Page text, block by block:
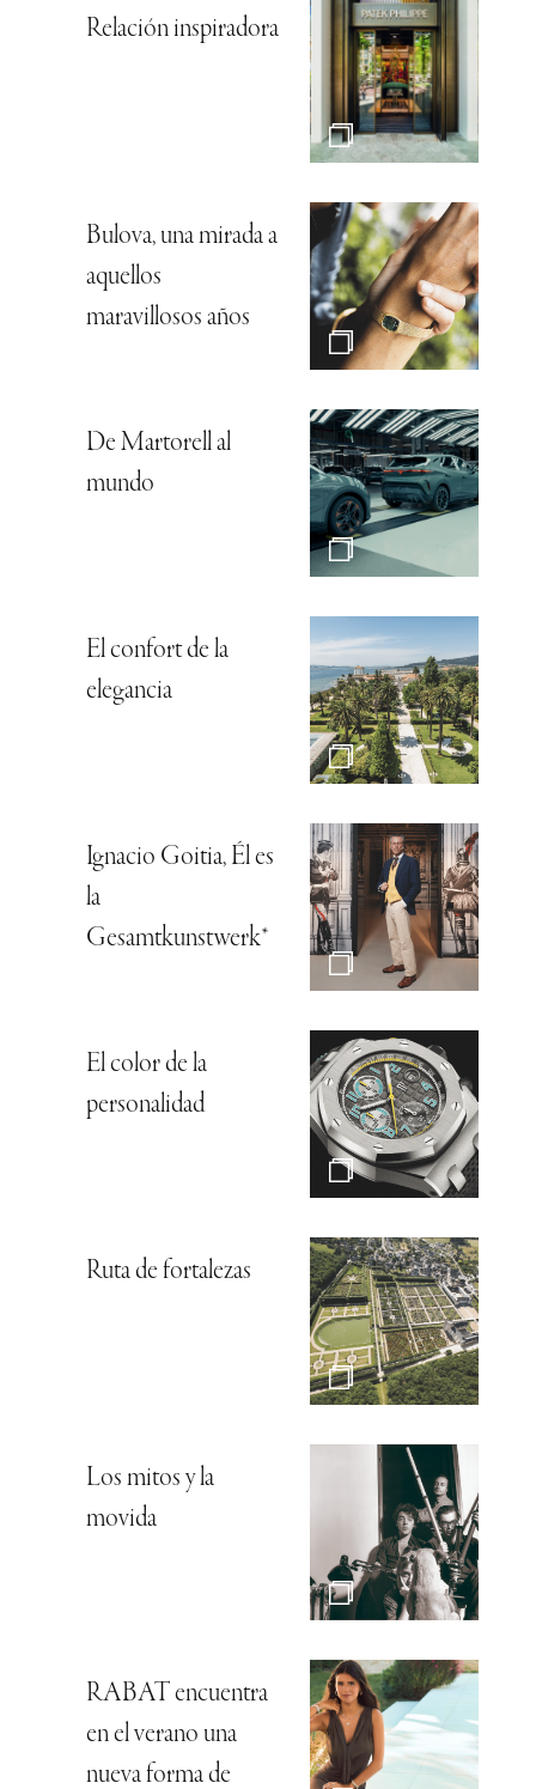
Relación inspiradora
Bulova, una mirada a
aquellos
maravillosos años
De Martorell al
mundo
El confort de la
elegancia
Ignacio Goitia, Él es
la
Gesamtkunstwerk*
El color de la
personalidad
Ruta de fortalezas
Los mitos y la
movida
RABAT encuentra
en el verano una
nueva forma de